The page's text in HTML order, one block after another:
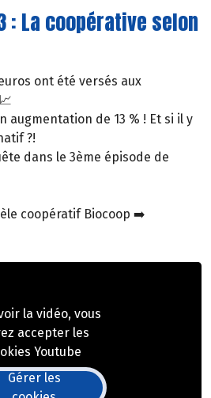
: La coopérative selon
ont été versés aux
augmentation de 13 % ! Et si il y
?!
dans le 3ème épisode de
coopératif Biocoop ➡️
la vidéo, vous
accepter les
Youtube
Gérer les